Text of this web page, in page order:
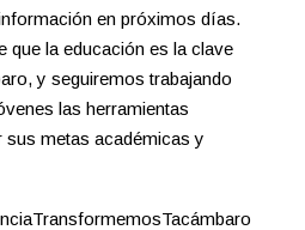
en próximos días.
que la educación es la clave
y seguiremos trabajando
las herramientas
sus metas académicas y